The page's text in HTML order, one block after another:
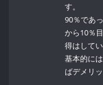
す。
90％であ
から10％
得はしてい
基本的に
ばデメリ